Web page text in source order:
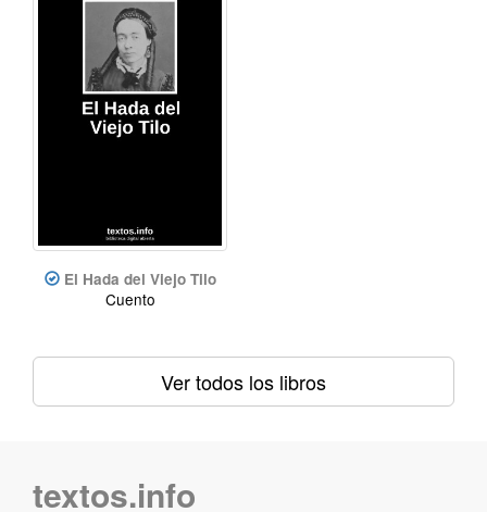
El Hada del Viejo Tilo
Cuento
Ver todos los libros
textos.info